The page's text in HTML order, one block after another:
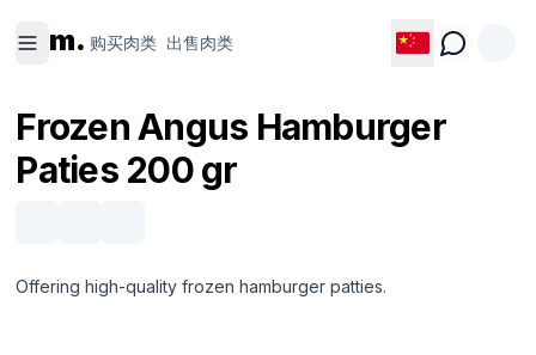
m. 购买肉类 出售肉类
Frozen Angus Hamburger
Paties 200 gr
Offering high-quality frozen hamburger patties.